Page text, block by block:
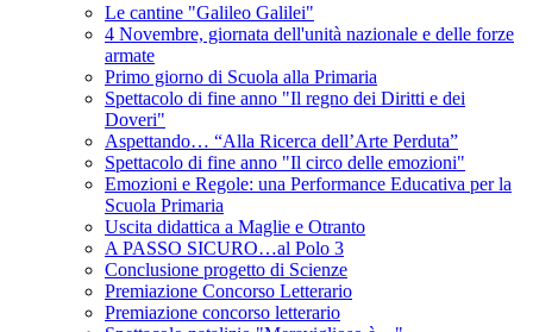
Le cantine "Galileo Galilei"
4 Novembre, giornata dell'unità nazionale e delle forze
armate
Primo giorno di Scuola alla Primaria
Spettacolo di fine anno "Il regno dei Diritti e dei
Doveri"
Aspettando… “Alla Ricerca dell’Arte Perduta”
Spettacolo di fine anno "Il circo delle emozioni"
Emozioni e Regole: una Performance Educativa per la
Scuola Primaria
Uscita didattica a Maglie e Otranto
A PASSO SICURO…al Polo 3
Conclusione progetto di Scienze
Premiazione Concorso Letterario
Premiazione concorso letterario